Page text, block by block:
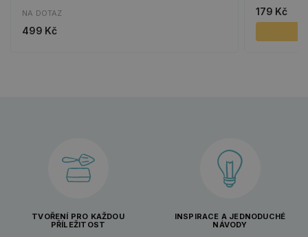
NA DOTAZ
499 Kč
179 Kč
TVOŘENÍ PRO KAŽDOU
PŘÍLEŽITOST
INSPIRACE A JEDNODUCHÉ
NÁVODY